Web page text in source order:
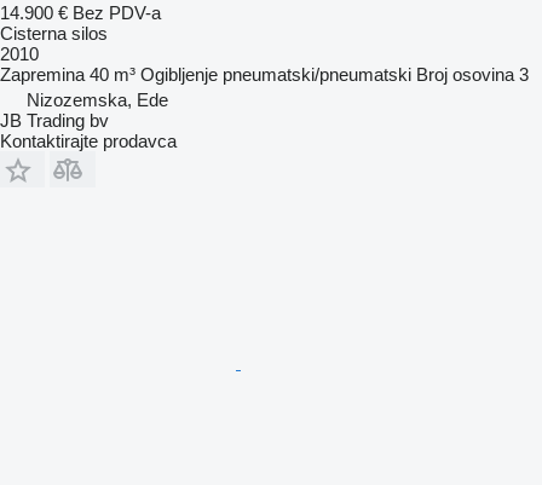
14.900 € Bez PDV-a
Cisterna silos
2010
Zapremina 40 m³ Ogibljenje pneumatski/pneumatski Broj osovina 3
Nizozemska, Ede
JB Trading bv
Kontaktirajte prodavca